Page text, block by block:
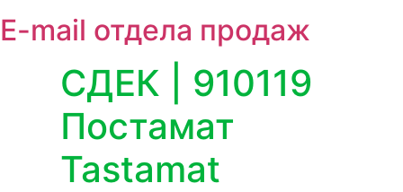
E-mail отдела продаж
СДЕК | 910119
Постамат
Tastamat